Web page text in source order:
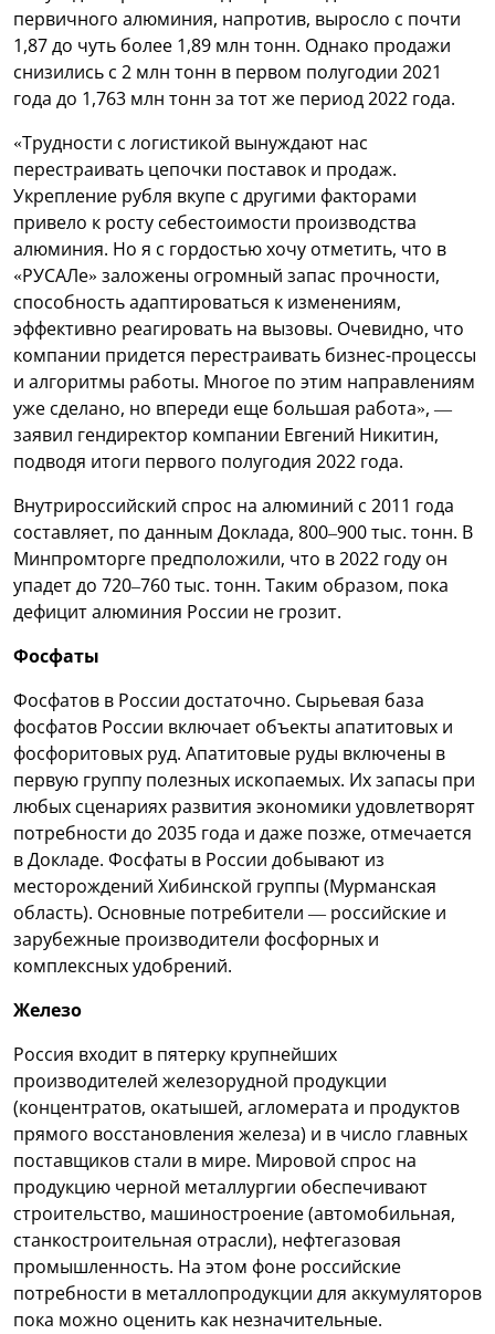
первичного алюминия, напротив, выросло с почти
1,87 до чуть более 1,89 млн тонн. Однако продажи
снизились с 2 млн тонн в первом полугодии 2021
года до 1,763 млн тонн за тот же период 2022 года.
«Трудности с логистикой вынуждают нас
перестраивать цепочки поставок и продаж.
Укрепление рубля вкупе с другими факторами
привело к росту себестоимости производства
алюминия. Но я с гордостью хочу отметить, что в
«РУСАЛе» заложены огромный запас прочности,
способность адаптироваться к изменениям,
эффективно реагировать на вызовы. Очевидно, что
компании придется перестраивать бизнес-процессы
и алгоритмы работы. Многое по этим направлениям
уже сделано, но впереди еще большая работа», —
заявил гендиректор компании Евгений Никитин,
подводя итоги первого полугодия 2022 года.
Внутрироссийский спрос на алюминий с 2011 года
составляет, по данным Доклада, 800–900 тыс. тонн. В
Минпромторге предположили, что в 2022 году он
упадет до 720–760 тыс. тонн. Таким образом, пока
дефицит алюминия России не грозит.
Фосфаты
Фосфатов в России достаточно. Сырьевая база
фосфатов России включает объекты апатитовых и
фосфоритовых руд. Апатитовые руды включены в
первую группу полезных ископаемых. Их запасы при
любых сценариях развития экономики удовлетворят
потребности до 2035 года и даже позже, отмечается
в Докладе. Фосфаты в России добывают из
месторождений Хибинской группы (Мурманская
область). Основные потребители — российские и
зарубежные производители фосфорных и
комплексных удобрений.
Железо
Россия входит в пятерку крупнейших
производителей железорудной продукции
(концентратов, окатышей, агломерата и продуктов
прямого восстановления железа) и в число главных
поставщиков стали в мире. Мировой спрос на
продукцию черной металлургии обеспечивают
строительство, машиностроение (автомобильная,
станкостроительная отрасли), нефтегазовая
промышленность. На этом фоне российские
потребности в металлопродукции для аккумуляторов
пока можно оценить как незначительные.